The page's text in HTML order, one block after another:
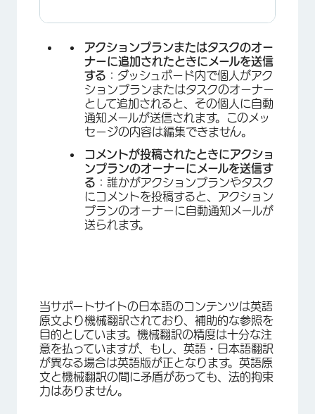
×
アクションプランまたはタスクのオー
ナーに追加されたときにメールを送信
する ：ダッシュボード内で個人がアク
ションプランまたはタスクのオーナー
として追加されると、その個人に自動
通知メールが送信されます。このメッ
セージの内容は編集できません。
コメントが投稿されたときにアクショ
ンプランのオーナーにメールを送信す
る ：誰かがアクションプランやタスク
にコメントを投稿すると、アクション
プランのオーナーに自動通知メールが
送られます。
当サポートサイトの日本語のコンテンツは英語
原文より機械翻訳されており、補助的な参照を
目的としています。機械翻訳の精度は十分な注
意を払っていますが、もし、英語・日本語翻訳
が異なる場合は英語版が正となります。英語原
文と機械翻訳の間に矛盾があっても、法的拘束
力はありません。